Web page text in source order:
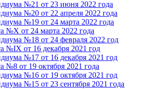
№21 от 23 июня 2022 года
№20 от 22 апреля 2022 года
№19 от 24 марта 2022 года
№X от 24 марта 2022 года
№18 от 24 февраля 2022 год
№IX от 16 декабря 2021 год
№17 от 16 декабря 2021 год
№8 от 19 октября 2021 года
№16 от 19 октября 2021 год
№15 от 23 сентября 2021 года